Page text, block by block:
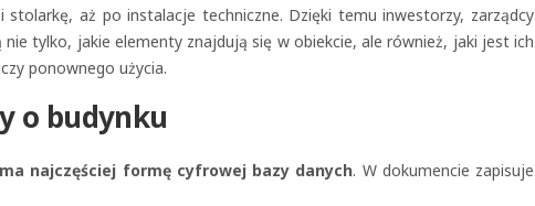
aż po instalacje techniczne. Dzięki temu inwestorzy, zarządcy
tylko, jakie elementy znajdują się w obiekcie, ale również, jaki jest ich
ponownego użycia.
o budynku
najczęściej formę cyfrowej bazy danych. W dokumencie zapisuje